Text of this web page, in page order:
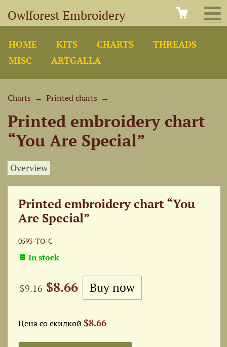
Owlforest Embroidery
HOME KITS CHARTS
THREADS
MISC
ARTGALLA
Charts → Printed charts →
Printed embroidery chart
“You Are Special”
Overview
Printed embroidery chart “You
Are Special”
0593-ТО-С
In stock
$9.16$8.66
Цена со скидкой $8.66